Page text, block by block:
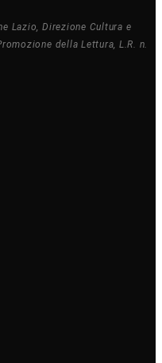
Lazio, Direzione Cultura e
della Lettura, L.R. n.